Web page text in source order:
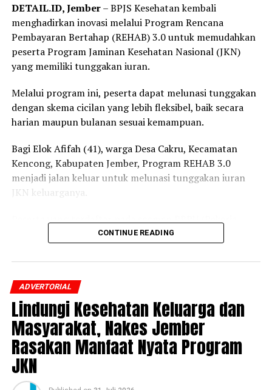
DETAIL.ID, Jember– BPJS Kesehatan kembali
menghadirkan inovasi melalui Program Rencana
Pembayaran Bertahap (REHAB) 3.0 untuk memudahkan
peserta Program Jaminan Kesehatan Nasional (JKN)
yang memiliki tunggakan iuran.
Melalui program ini, peserta dapat melunasi tunggakan
dengan skema cicilan yang lebih fleksibel, baik secara
harian maupun bulanan sesuai kemampuan.
Bagi Elok Afifah (41), warga Desa Cakru, Kecamatan
Kencong, Kabupaten Jember, Program REHAB 3.0
menjadi jalan keluar untuk melunasi tunggakan iuran
JKN keluarganya.
Bukan Penerima Upah) dan BP (Bukan Pekerja)
mengetahui adanya program tersebut.
Setelah mendapatkan penjelasan dari petugas BPJS
Kesehatan mengenai skema cicilan dan prosedur
pendaftarannya, ia pun memutuskan mengikuti
Program REHAB 3.0.
“Saya merasa sangat terbantu dengan adanya Program
REHAB 3.0. Sekarang peserta bisa memilih cicilan harian
CONTINUE READING
ADVERTORIAL
Lindungi Kesehatan Keluarga dan
Masyarakat, Nakes Jember
Rasakan Manfaat Nyata Program
JKN